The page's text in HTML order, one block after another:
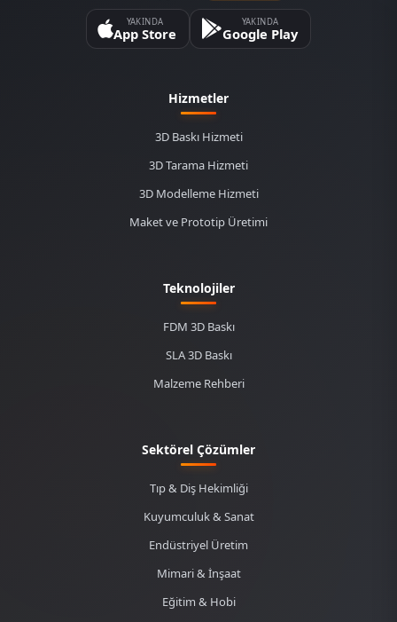
YAKINDA
App Store
YAKINDA
Google Play
Hizmetler
3D Baskı Hizmeti
3D Tarama Hizmeti
3D Modelleme Hizmeti
Maket ve Prototip Üretimi
Teknolojiler
FDM 3D Baskı
SLA 3D Baskı
Malzeme Rehberi
Sektörel Çözümler
Tıp & Diş Hekimliği
Kuyumculuk & Sanat
Endüstriyel Üretim
Mimari & İnşaat
Eğitim & Hobi